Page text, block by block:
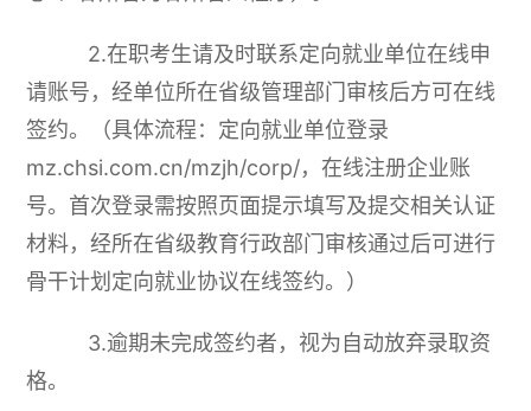
2.在职考生请及时联系定向就业单位在线申
请账号，经单位所在省级管理部门审核后方可在线
签约。（具体流程：定向就业单位登录
mz.chsi.com.cn/mzjh/corp/，在线注册企业账
号。首次登录需按照页面提示填写及提交相关认证
材料，经所在省级教育行政部门审核通过后可进行
骨干计划定向就业协议在线签约。）
3.逾期未完成签约者，视为自动放弃录取资
格。